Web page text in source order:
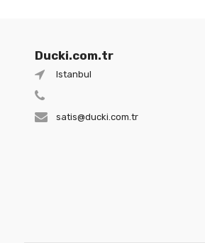
Ducki.com.tr
Istanbul
satis@ducki.com.tr